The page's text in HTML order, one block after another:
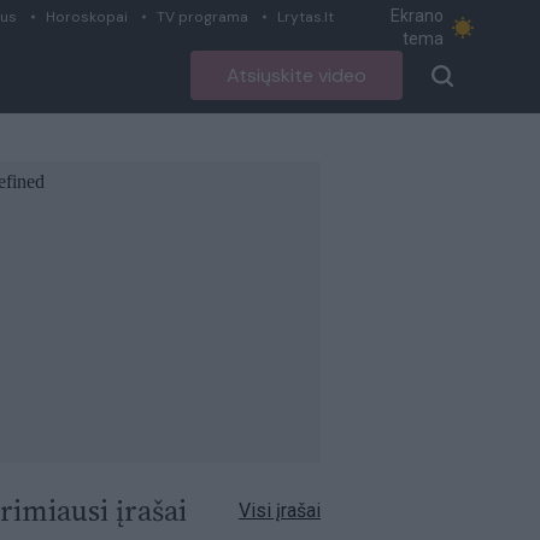
Horoskopai TV programa Lrytas.lt
Ekrano
tema
Atsiųskite video
įrašai Visi įrašai